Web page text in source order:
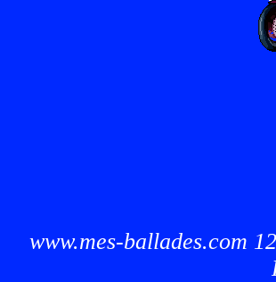
www.mes-ballades.com